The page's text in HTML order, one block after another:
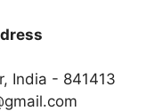
India - 841413